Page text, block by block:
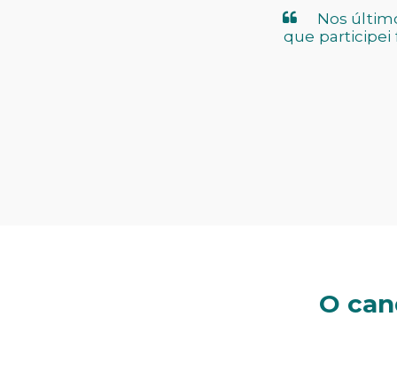
Nos
que participei
O